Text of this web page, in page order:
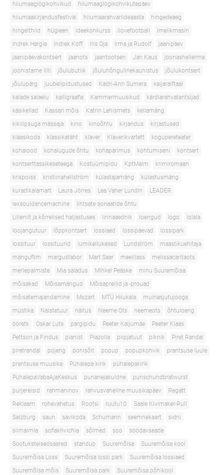
hiiumaaglögikohvikud
hiiumaaglögikohvikutepäev
hiiumaakirjandusfestival
hiiumaarahvariideaasta
hingedeaeg
hingelthiid
hügieen ideekonkurss ilovefootball
imelikmasin
Indrek Hargla
Indrek Koff Iris Oja Irma ja Rudolf
jaanipäev
jaanipäevakontsert
jaanots jaantootsen Jan Kaus
joonashellerma
joonistame lilli
jõulubutiik jõuluhõngulinekaunistus
jõulukontsert
jõulupärg
juubelipidustused Kadri-Ann Sumera
kaijaralftaal
kalade salaelu
kalligraafia Kammermuusikud
kärdlarahvatantsijad
käsikellad
Kassari mõis Katrin Lehismets
kellamäng
kikilipsuga mässaja
kino kinoõhtu kirjandus
kirjastused
klaasikoda
klassikatäht klaver Klaverikvartett
kogupereteater
kohalood
kohalugude õhtu kohapärimus kohtumiseni
kontsert
kontserttassikeseteega
Kostüümipidu KptMalm
krimiromaan
krispoiss
kristiinahellström külastajamäng
külastusmäng
kuradikalamart
Laura Jörres Lea Vaher Lundin
LEADER
lexsouldancemachine
lihtsate sonaatide õhtu
Lilleniit ja kõrrelised haljastuses
linnaaednik loengud logo
lolala
loojangutuur
lõppkontsert lossiaed lossipäevad
lossipark
lossituur
lossituurid lumikellukesed Lundström
maastikuehitaja
mängufilm
margustabor Mart Saar meelilass
melissacaritaots
merlepalmiste
Mia saladus Mihkel Peäske
minu Suuremõisa
mõisakad
Mõisamängud
Mõisapreilid ja -prouad
mõisatemajandamine
Mozart MTÜ Hiiukala
muinasjutujooga
müstika
Naistetuur näitus Neeme Ots neemeots
õhtuloeng
ööretk
Oskar Luts pargipidu Peeter Kaljumäe
Peeter Klaas
Pettson ja Findus
pianist Piazolla piipjatuut piknik
Piret Randal
piretrandal
pojeng ponisõit popup popupkohvik
prantsuse luule
prantsuse muusika
Pühalepa kirik
pühalepakirik
PühalepaVabaAjaKeskus
punanejakuldne
punschundbratwurst
purjereisid
rahmaninov rahvusvaheline muusikapäev
Regatt
Reklaam
rohevahetus Rootsi ruutu10
Saale Kivimaker-Rull
Salzburg
saun savikoda Schumann seemnekaart
sidni
siimaimla
sofiakhvichia sõlmed soo
söödavseade
Sootuksteisedsaared
standup Suuremõisa
Suuremõisa kool
Suuremõisa Loss
Suuremõisa lossi park
Suuremõisa lossiaed
Suuremõisa mõis
Suuremõisa park
Suuremõisa põhikool